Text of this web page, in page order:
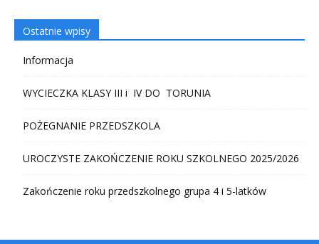
Ostatnie wpisy
Informacja
WYCIECZKA KLASY III i IV DO TORUNIA
POŻEGNANIE PRZEDSZKOLA
UROCZYSTE ZAKOŃCZENIE ROKU SZKOLNEGO 2025/2026
Zakończenie roku przedszkolnego grupa 4 i 5-latków